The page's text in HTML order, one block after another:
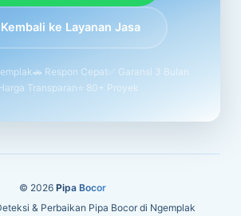
ke Layanan Jasa
🚗 Respon Cepat ✅ Garansi 3 Bulan
Transparan⭐ 80+ Proyek
© 2026 Pipa Bocor
& Perbaikan Pipa Bocor di Ngemplak